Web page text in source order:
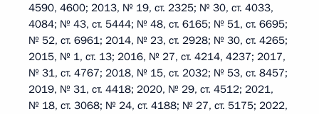
4590, 4600; 2013, № 19, ст. 2325; № 30, ст. 4033,
4084; № 43, ст. 5444; № 48, ст. 6165; № 51, ст. 6695;
№ 52, ст. 6961; 2014, № 23, ст. 2928; № 30, ст. 4265;
2015, № 1, ст. 13; 2016, № 27, ст. 4214, 4237; 2017,
№ 31, ст. 4767; 2018, № 15, ст. 2032; № 53, ст. 8457;
2019, № 31, ст. 4418; 2020, № 29, ст. 4512; 2021,
№ 18, ст. 3068; № 24, ст. 4188; № 27, ст. 5175; 2022,